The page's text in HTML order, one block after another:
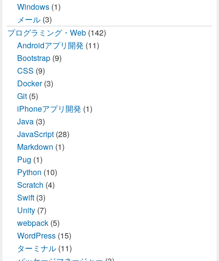
Windows (1)
メール (3)
プログラミング・Web (142)
Androidアプリ開発 (11)
Bootstrap (9)
CSS (9)
Docker(3)
Git (5)
iPhoneアプリ開発 (1)
Java (3)
JavaScript (28)
Markdown (1)
Pug (1)
Python (10)
Scratch (4)
Swift (3)
Unity (7)
webpack (5)
WordPress (15)
ターミナル (11)